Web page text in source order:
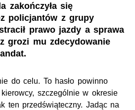
zakończyła się
policjantów z grupy
prawo jazdy a sprawa
grozi mu zdecydowanie
do celu. To hasło powinno
szczególnie w okresie
ten przedświąteczny. Jadąc na